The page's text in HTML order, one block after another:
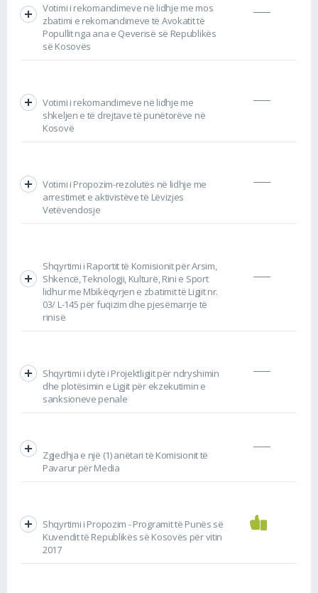
Votimi i rekomandimeve në lidhje me mos
zbatimi e rekomandimeve të Avokatit të
Popullit nga ana e Qeverisë së Republikës
së Kosovës
Votimi i rekomandimeve në lidhje me
shkeljen e të drejtave të punëtorëve në
Kosovë
Votimi i Propozim-rezolutës në lidhje me
arrestimet e aktivistëve të Lëvizjes
Vetëvendosje
Shqyrtimi i Raportit të Komisionit për Arsim,
Shkencë, Teknologji, Kulturë, Rini e Sport
lidhur me Mbikëqyrjen e zbatimit të Ligjit nr.
03/ L-145 për fuqizim dhe pjesëmarrje të
rinisë
Shqyrtimi i dytë i Projektligjit për ndryshimin
dhe plotësimin e Ligjit për ekzekutimin e
sanksioneve penale
Zgjedhja e një (1) anëtari të Komisionit të
Pavarur për Media
Shqyrtimi i Propozim - Programit të Punës së
Kuvendit të Republikës së Kosovës për vitin
2017